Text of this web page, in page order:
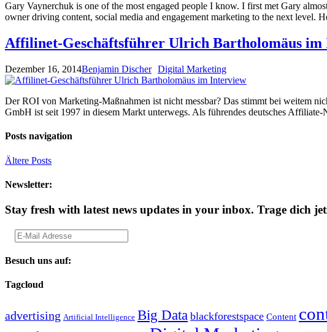
Gary Vaynerchuk is one of the most engaged people I know. I first met Gary
owner driving content, social media and engagement marketing to the next level.
Affilinet-Geschäftsführer Ulrich Bartholomäus
Dezember 16, 2014Benjamin Discher Digital Marketing
Der ROI von Marketing-Maßnahmen ist nicht messbar? Das stimmt bei weitem
GmbH ist seit 1997 in diesem Markt unterwegs. Als führendes deutsches
Posts navigation
Ältere Posts
Newsletter:
Stay fresh with latest news updates in your inbox. Trage dich
Besuch uns auf:
Tagcloud
advertising Artificial Intelligence Big Data blackforestspace Content